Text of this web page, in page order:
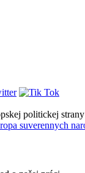
politickej strany